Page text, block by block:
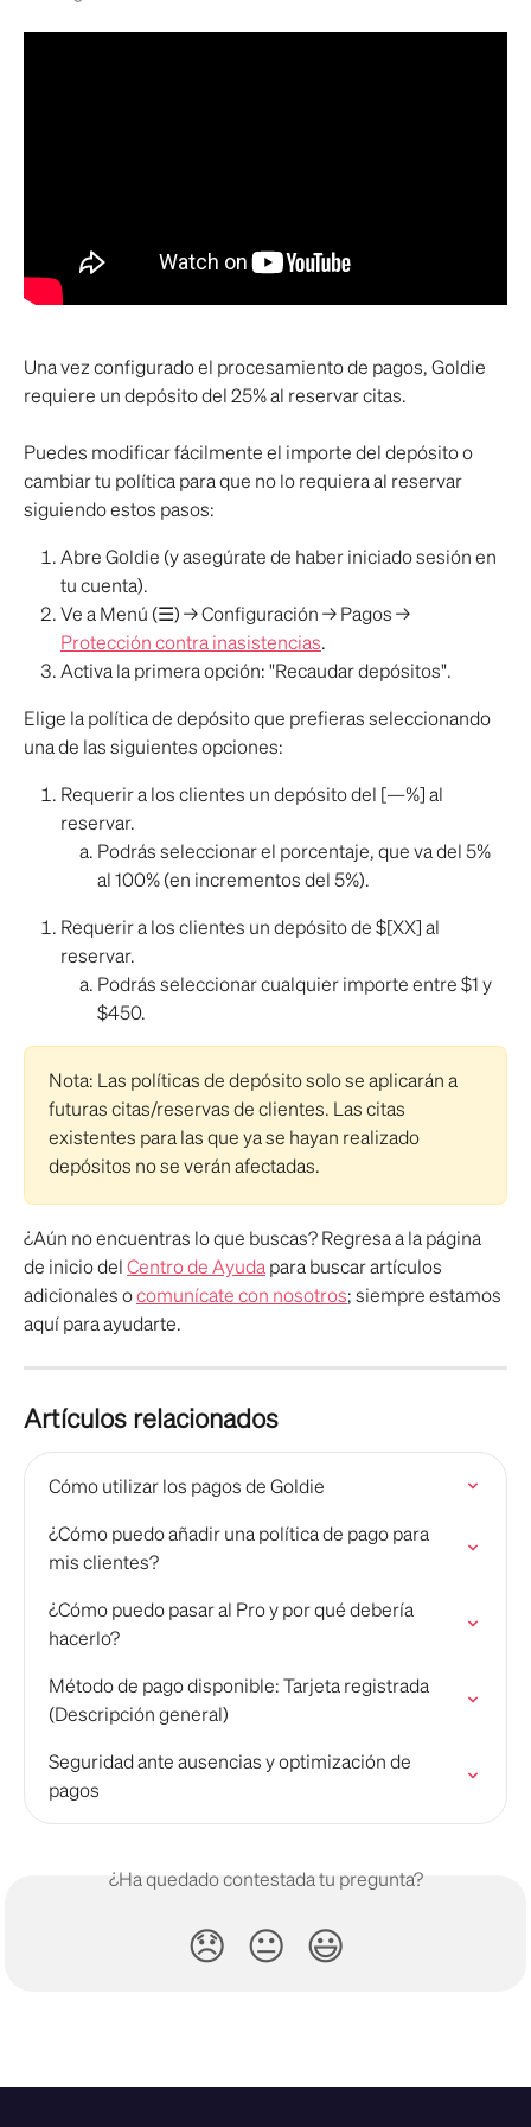
Una vez configurado el procesamiento de pagos, Goldie
requiere un depósito del 25% al ​​reservar citas.
Puedes modificar fácilmente el importe del depósito o
cambiar tu política para que no lo requiera al reservar
siguiendo estos pasos:
Abre Goldie (y asegúrate de haber iniciado sesión en
tu cuenta).
Ve a Menú (☰) → Configuración → Pagos →
Protección contra inasistencias.
Activa la primera opción: "Recaudar depósitos".
Elige la política de depósito que prefieras seleccionando
una de las siguientes opciones:
Requerir a los clientes un depósito del [—%] al
reservar.
Podrás seleccionar el porcentaje, que va del 5%
al ​​100% (en incrementos del 5%).
Requerir a los clientes un depósito de $[XX] al
reservar.
Podrás seleccionar cualquier importe entre $1 y
$450.
Nota: Las políticas de depósito solo se aplicarán a
futuras citas/reservas de clientes. Las citas
existentes para las que ya se hayan realizado
depósitos no se verán afectadas.
¿Aún no encuentras lo que buscas? Regresa a la página
de inicio del Centro de Ayuda para buscar artículos
adicionales o comunícate con nosotros; siempre estamos
aquí para ayudarte.
Artículos relacionados
Cómo utilizar los pagos de Goldie
¿Cómo puedo añadir una política de pago para
mis clientes?
¿Cómo puedo pasar al Pro y por qué debería
hacerlo?
Método de pago disponible: Tarjeta registrada
(Descripción general)
Seguridad ante ausencias y optimización de
pagos
¿Ha quedado contestada tu pregunta?
😞 😐 😃